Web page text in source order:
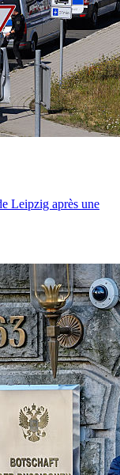
Leipzig après une